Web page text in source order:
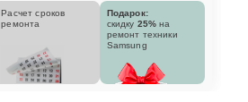
Расчет сроков
ремонта
Подарок:
скидку 25% на
ремонт техники
Samsung